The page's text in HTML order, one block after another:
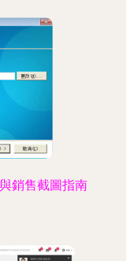
銷售截圖指南